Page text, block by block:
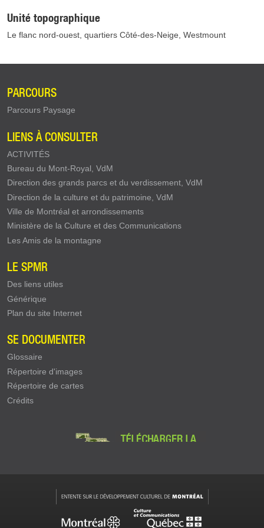
Unité topographique
Le flanc nord-ouest, quartiers Côté-des-Neige, Westmount
PARCOURS
Parcours Paysage
LIENS À CONSULTER
ACTIVITÉS
Bureau du Mont-Royal, VdM
Direction des grands parcs et du verdissement, VdM
Direction de la culture et du patrimoine, VdM
Ville de Montréal et arrondissements
Ministère de la Culture et des Communications
Les Amis de la montagne
LE SPMR
Des liens utiles
Générique
Plan du site Internet
SE DOCUMENTER
Glossaire
Répertoire d'images
Répertoire de cartes
Crédits